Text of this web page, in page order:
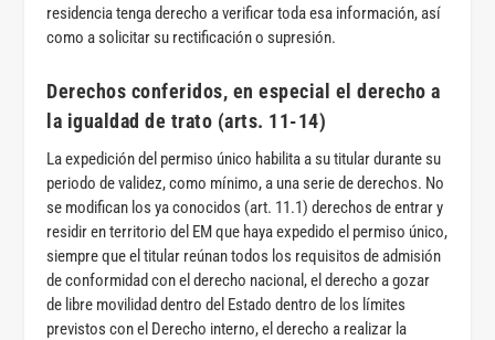
residencia tenga derecho a verificar toda esa información, así
como a solicitar su rectificación o supresión.
Derechos conferidos, en especial el derecho a
la igualdad de trato (arts. 11-14)
La expedición del permiso único habilita a su titular durante su
periodo de validez, como mínimo, a una serie de derechos. No
se modifican los ya conocidos (art. 11.1) derechos de entrar y
residir en territorio del EM que haya expedido el permiso único,
siempre que el titular reúnan todos los requisitos de admisión
de conformidad con el derecho nacional, el derecho a gozar
de libre movilidad dentro del Estado dentro de los límites
previstos con el Derecho interno, el derecho a realizar la